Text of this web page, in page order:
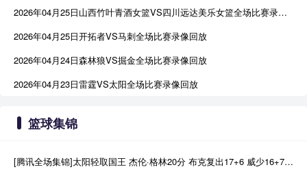
2026年04月25日山西竹叶青酒女篮VS四川远达美乐女篮全场比赛录像回放
2026年04月25日开拓者VS马刺全场比赛录像回放
2026年04月24日森林狼VS掘金全场比赛录像回放
2026年04月23日雷霆VS太阳全场比赛录像回放
篮球集锦
[腾讯全场集锦]太阳轻取国王 杰伦·格林20分 布克复出17+6 威少16+7+4断